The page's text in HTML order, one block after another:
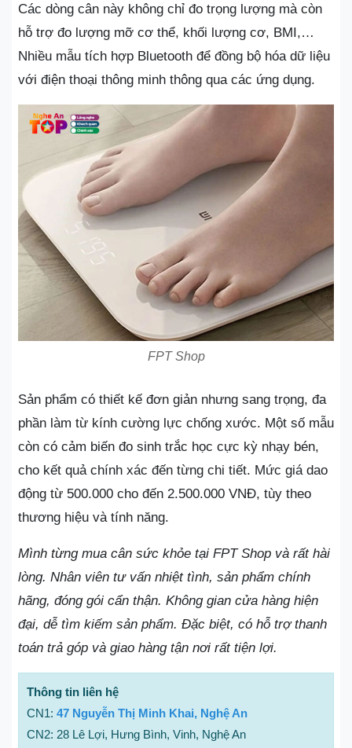
Các dòng cân này không chỉ đo trọng lượng mà còn
hỗ trợ đo lượng mỡ cơ thể, khối lượng cơ, BMI,…
Nhiều mẫu tích hợp Bluetooth để đồng bộ hóa dữ liệu
với điện thoại thông minh thông qua các ứng dụng.
FPT Shop
Sản phẩm có thiết kế đơn giản nhưng sang trọng, đa
phần làm từ kính cường lực chống xước. Một số mẫu
còn có cảm biến đo sinh trắc học cực kỳ nhạy bén,
cho kết quả chính xác đến từng chi tiết. Mức giá dao
động từ 500.000 cho đến 2.500.000 VNĐ, tùy theo
thương hiệu và tính năng.
Mình từng mua cân sức khỏe tại FPT Shop và rất hài
lòng. Nhân viên tư vấn nhiệt tình, sản phẩm chính
hãng, đóng gói cẩn thận. Không gian cửa hàng hiện
đại, dễ tìm kiếm sản phẩm. Đặc biệt, có hỗ trợ thanh
toán trả góp và giao hàng tận nơi rất tiện lợi.
Thông tin liên hệ
CN1: 47 Nguyễn Thị Minh Khai, Nghệ An
CN2: 28 Lê Lợi, Hưng Bình, Vinh, Nghệ An